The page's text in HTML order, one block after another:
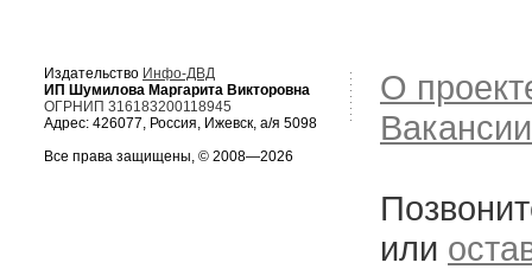
Издательство Инфо-ДВД
ИП Шумилова Маргарита Викторовна
ОГРНИП 316183200118945
Адрес: 426077, Россия, Ижевск, а/я 5098
Все права защищены, © 2008—2026
О
Вакансии
или